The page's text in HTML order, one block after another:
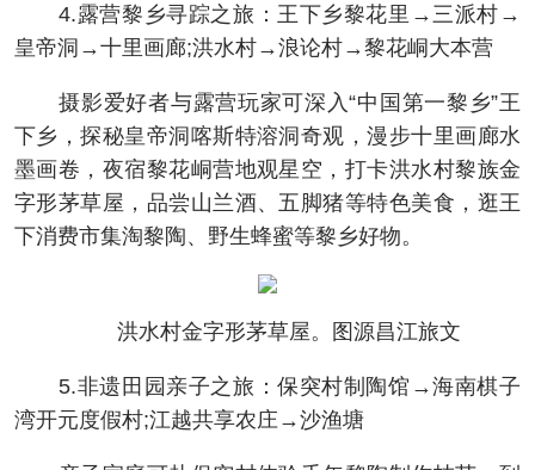
4.露营黎乡寻踪之旅：王下乡黎花里→三派村→
皇帝洞→十里画廊;洪水村→浪论村→黎花峒大本营
摄影爱好者与露营玩家可深入“中国第一黎乡”王
下乡，探秘皇帝洞喀斯特溶洞奇观，漫步十里画廊水
墨画卷，夜宿黎花峒营地观星空，打卡洪水村黎族金
字形茅草屋，品尝山兰酒、五脚猪等特色美食，逛王
下消费市集淘黎陶、野生蜂蜜等黎乡好物。
洪水村金字形茅草屋。图源昌江旅文
5.非遗田园亲子之旅：保突村制陶馆→海南棋子
湾开元度假村;江越共享农庄→沙渔塘